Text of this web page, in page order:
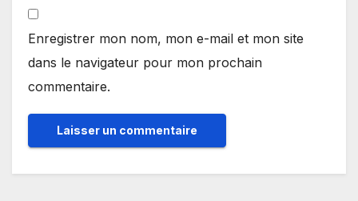
Enregistrer mon nom, mon e-mail et mon site
dans le navigateur pour mon prochain
commentaire.